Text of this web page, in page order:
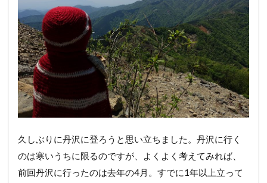
久しぶりに丹沢に登ろうと思い立ちました。丹沢に行く
のは寒いうちに限るのですが、よくよく考えてみれば、
前回丹沢に行ったのは去年の4月。すでに1年以上立って